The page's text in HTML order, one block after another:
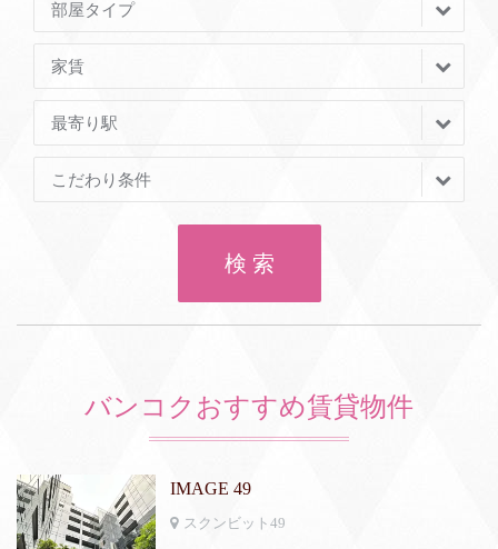
部屋タイプ
家賃
最寄り駅
こだわり条件
検 索
バンコクおすすめ賃貸物件
IMAGE 49
スクンビット49